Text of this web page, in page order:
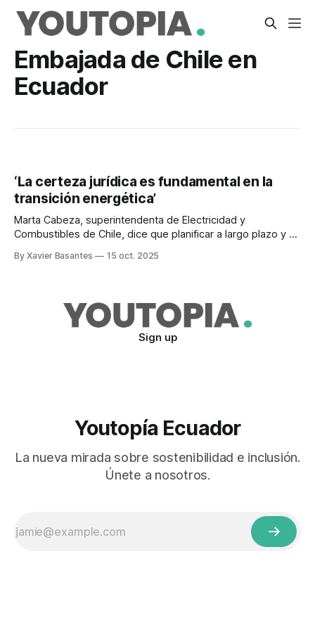
Embajada de Chile en
Ecuador
‘La certeza jurídica es fundamental en la
transición energética’
Marta Cabeza, superintendenta de Electricidad y
Combustibles de Chile, dice que planificar a largo plazo y un
By Xavier Basantes 15 oct. 2025
Sign up
Youtopía Ecuador
La nueva mirada sobre sostenibilidad e inclusión.
Únete a nosotros.